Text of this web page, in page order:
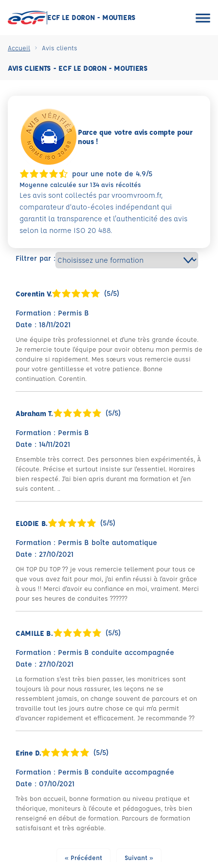
ECF LE DORON - MOUTIERS
Accueil Avis clients
AVIS CLIENTS - ECF LE DORON - MOUTIERS
Filtrer par :
Corentin V. (5/5)
Formation : Permis B
Date : 18/11/2021
Une équipe très professionnel et d'une très grande écoute.
Je remercie toute l'équipe pour avoir obtenu mon permis de
conduire si rapidement. Mes sœurs vous remercie aussi
pour votre gentillesse et votre patience. Bonne
continuation. Corentin.
Abraham T. (5/5)
Formation : Permis B
Date : 14/11/2021
Ensemble très correct. Des personnes bien expérimentés, À
l'écoute. Précise et surtout insiste sur l'essentiel. Horaires
bien respecté. J'ai bien apris durant ma formation et j'en
suis content. ..
ELODIE B. (5/5)
Formation : Permis B boîte automatique
Date : 27/10/2021
OH TOP DU TOP ?? je vous remercie tellement pour tous ce
que vous avez fait pour moi, j'ai enfin réussi à l'avoir grâce
à vous !! Merci d'avoir eu confiance en moi, vraiment. Merci
pour ses heures de conduites ??????
CAMILLE B. (5/5)
Formation : Permis B conduite accompagnée
Date : 27/10/2021
La formation s’est très bien passer, les monitrices sont
toujours là pour nous rassurer, les leçons ne se
ressemblent jamais, on change souvent de parcours et on
travaille tout les jours autre chose ce qui m’a permit
d’avancer rapidement et efficacement. Je recommande ??
Erine D. (5/5)
Formation : Permis B conduite accompagnée
Date : 07/10/2021
Très bon accueil, bonne formation au niveau pratique et
théorique, moniteurs à l'écoute et pédagogues, très bien
renseigné en début de formation. Parcours de formation
satisfaisant et très agréable.
« Précédent Suivant »
Parce que votre avis compte pour
nous !
pour une note de 4.9/5
Moyenne calculée sur 134 avis récoltés
Les avis sont collectés par vroomvroom.fr,
comparateur d’auto-écoles indépendant qui
garantit la transparence et l'authenticité des avis
selon la norme ISO 20 488.